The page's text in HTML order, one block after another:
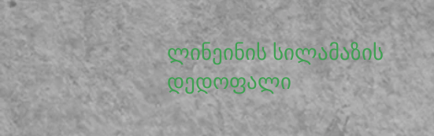
ლინეინის სილამაზის
დედოფალი